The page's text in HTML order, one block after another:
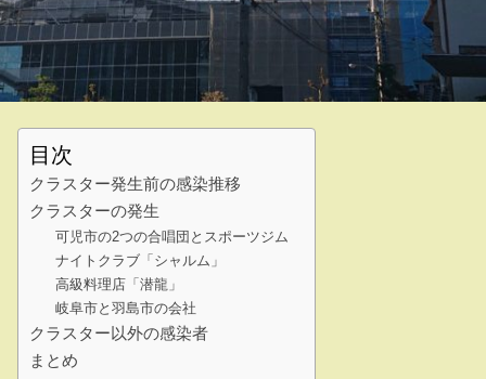
目次
クラスター発生前の感染推移
クラスターの発生
可児市の2つの合唱団とスポーツジム
ナイトクラブ「シャルム」
高級料理店「潜龍」
岐阜市と羽島市の会社
クラスター以外の感染者
まとめ